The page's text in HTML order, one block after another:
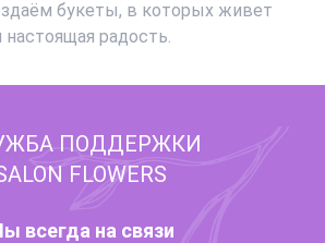
букеты, в которых живет
настоящая радость.
ПОДДЕРЖКИ
FLOWERS
всегда на связи